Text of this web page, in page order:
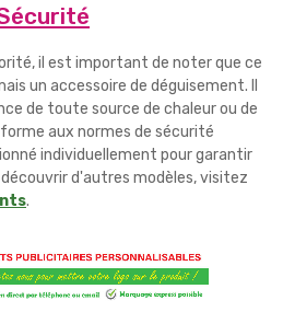
il est important de noter que ce
un accessoire de déguisement. Il
de toute source de chaleur ou de
aux normes de sécurité
individuellement pour garantir
d'autres modèles, visitez
.